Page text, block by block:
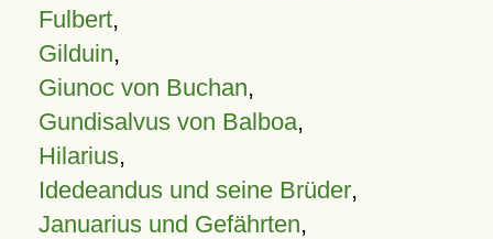
Fulbert,
Gilduin,
Giunoc von Buchan,
Gundisalvus von Balboa,
Hilarius,
Idedeandus und seine Brüder,
Januarius und Gefährten,